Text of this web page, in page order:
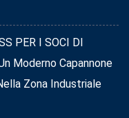
PER I SOCI DI
Moderno Capannone
Zona Industriale